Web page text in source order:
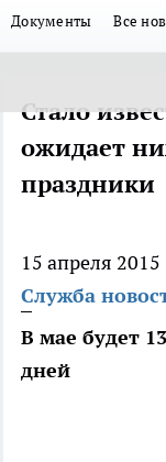
Документы Все
Стало
ожидает
праздники
15 апреля 2015
Служба
В мае будет
дней